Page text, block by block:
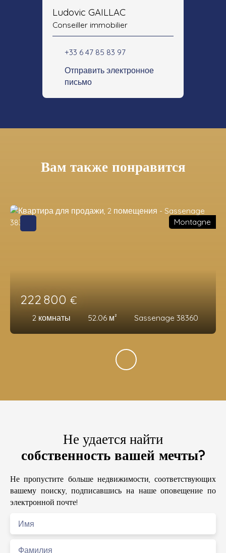
Ludovic GAILLAC
Conseiller immobilier
+33 6 47 85 83 97
Отправить электронное
письмо
Вам также понравится
222 800 €
2 комнаты 52.06 м² Sassenage 38360
Montagne
Не удается найти
собственность вашей мечты?
Не пропустите больше недвижимости, соответствующих
вашему поиску, подписавшись на наше оповещение по
электронной почте!
Имя
Фамилия